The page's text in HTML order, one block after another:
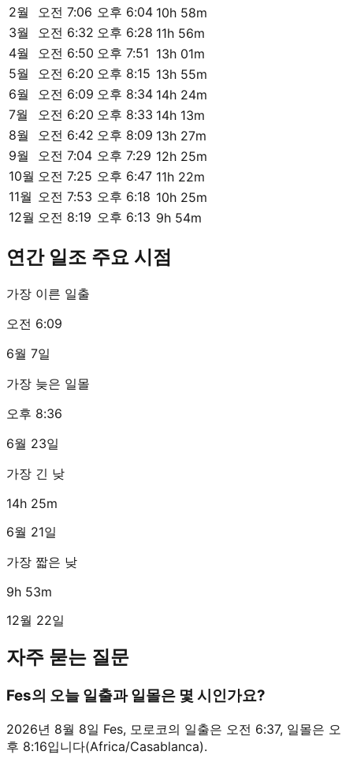
2월 오전 7:06 오후 6:04 10h 58m
3월
오전 6:32 오후 6:28 11h 56m
4월
오전 6:50 오후 7:51 13h 01m
5월
오전 6:20 오후 8:15 13h 55m
6월
오전 6:09 오후 8:34 14h 24m
7월
오전 6:20 오후 8:33 14h 13m
8월
오전 6:42 오후 8:09 13h 27m
9월
오전 7:04 오후 7:29 12h 25m
10월 오전 7:25 오후 6:47 11h 22m
11월 오전 7:53 오후 6:18 10h 25m
12월 오전 8:19 오후 6:13 9h 54m
연간 일조 주요 시점
가장 이른 일출
오전 6:09
6월 7일
가장 늦은 일몰
오후 8:36
6월 23일
가장 긴 낮
14h 25m
6월 21일
가장 짧은 낮
9h 53m
12월 22일
자주 묻는 질문
Fes의 오늘 일출과 일몰은 몇 시인가요?
2026년 8월 8일 Fes, 모로코의 일출은 오전 6:37, 일몰은 오
후 8:16입니다(Africa/Casablanca).